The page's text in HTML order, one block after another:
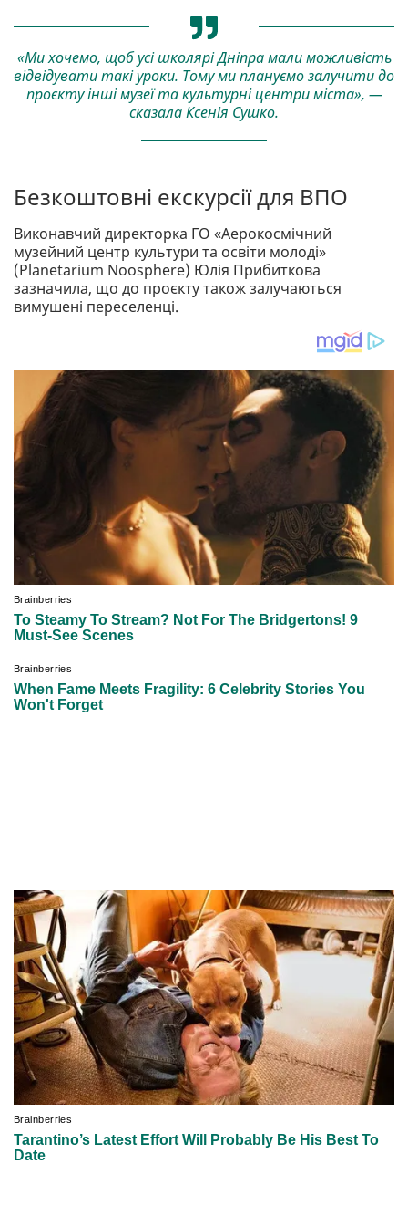
«Ми хочемо, щоб усі школярі Дніпра мали можливість
відвідувати такі уроки. Тому ми плануємо залучити до
проєкту інші музеї та культурні центри міста», —
сказала Ксенія Сушко.
Безкоштовні екскурсії для ВПО
Виконавчий директорка ГО «Аерокосмічний
музейний центр культури та освіти молоді»
(Planetarium Noosphere) Юлія Прибиткова
зазначила, що до проєкту також залучаються
вимушені переселенці.